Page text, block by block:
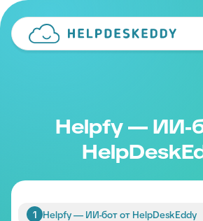
Helpfy — ИИ-
1 Helpfy — ИИ-бот от HelpDeskEddy